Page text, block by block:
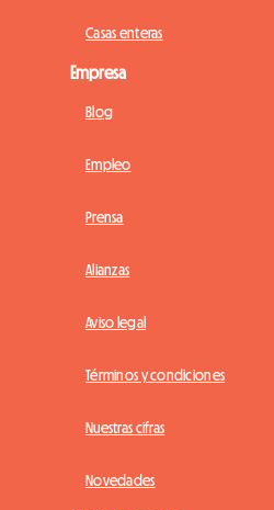
Casas enteras
Empresa
Blog
Empleo
Prensa
Alianzas
Aviso legal
Términos y condiciones
Nuestras cifras
Novedades